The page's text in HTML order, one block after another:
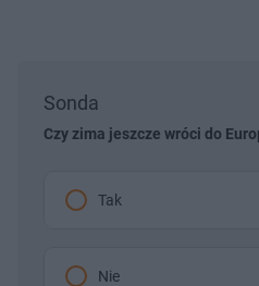
Sonda
Czy zima jeszcze wróci do
Tak
Nie